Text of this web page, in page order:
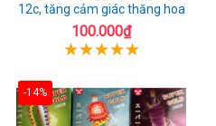
12c, tăng cảm giác thăng hoa
100.000₫
-14%